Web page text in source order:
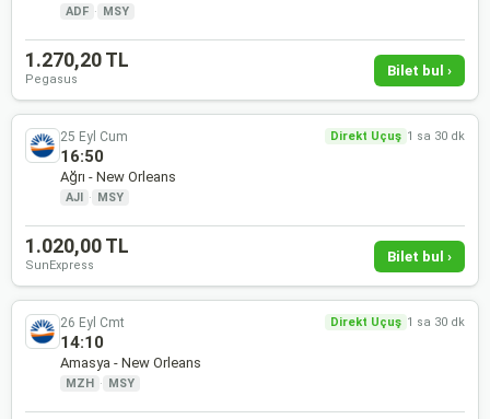
ADF · MSY
1.270,20 TL
Pegasus
Bilet bul ›
25 Eyl Cum Direkt Uçuş 1 sa 30 dk
16:50
Ağrı - New Orleans
AJI · MSY
1.020,00 TL
SunExpress
Bilet bul ›
26 Eyl Cmt Direkt Uçuş 1 sa 30 dk
14:10
Amasya - New Orleans
MZH · MSY